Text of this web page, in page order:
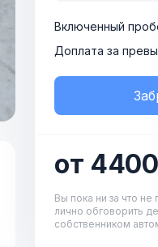
Включенный
Доплата за
от
Вы пока ни за что не
лично обговорить
собственником